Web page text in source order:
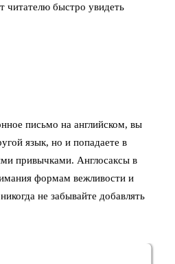
читателю быстро увидеть
письмо на английском, вы
язык, но и попадаете в
привычками. Англосаксы в
формам вежливости и
не забывайте добавлять